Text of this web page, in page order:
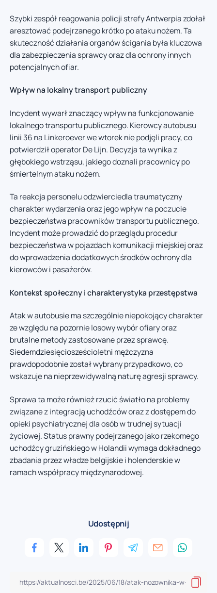
Szybki zespół reagowania policji strefy Antwerpia zdołał
aresztować podejrzanego krótko po ataku nożem. Ta
skuteczność działania organów ścigania była kluczowa
dla zabezpieczenia sprawcy oraz dla ochrony innych
potencjalnych ofiar.
Wpływ na lokalny transport publiczny
Incydent wywarł znaczący wpływ na funkcjonowanie
lokalnego transportu publicznego. Kierowcy autobusu
linii 36 na Linkeroever we wtorek nie podjęli pracy, co
potwierdził operator De Lijn. Decyzja ta wynika z
głębokiego wstrząsu, jakiego doznali pracownicy po
śmiertelnym ataku nożem.
Ta reakcja personelu odzwierciedla traumatyczny
charakter wydarzenia oraz jego wpływ na poczucie
bezpieczeństwa pracowników transportu publicznego.
Incydent może prowadzić do przeglądu procedur
bezpieczeństwa w pojazdach komunikacji miejskiej oraz
do wprowadzenia dodatkowych środków ochrony dla
kierowców i pasażerów.
Kontekst społeczny i charakterystyka przestępstwa
Atak w autobusie ma szczególnie niepokojący charakter
ze względu na pozornie losowy wybór ofiary oraz
brutalne metody zastosowane przez sprawcę.
Siedemdziesięciosześcioletni mężczyzna
prawdopodobnie został wybrany przypadkowo, co
wskazuje na nieprzewidywalną naturę agresji sprawcy.
Sprawa ta może również rzucić światło na problemy
związane z integracją uchodźców oraz z dostępem do
opieki psychiatrycznej dla osób w trudnej sytuacji
życiowej. Status prawny podejrzanego jako rzekomego
uchodźcy gruzińskiego w Holandii wymaga dokładnego
zbadania przez władze belgijskie i holenderskie w
ramach współpracy międzynarodowej.
Udostępnij